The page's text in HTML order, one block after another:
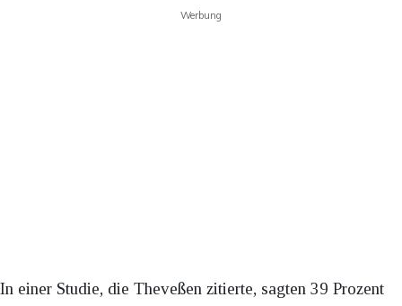
Werbung
In einer Studie, die Theveßen zitierte, sagten 39 Prozent